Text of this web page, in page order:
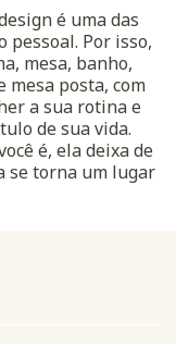
é uma das
pessoal. Por isso,
mesa, banho,
mesa posta, com
a sua rotina e
de sua vida.
é, ela deixa de
se torna um lugar